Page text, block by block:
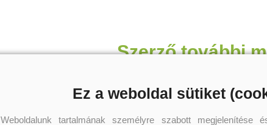
Szerző további
Ez a weboldal sütiket
Weboldalunk tartalmának személyre szabott megjelenítése